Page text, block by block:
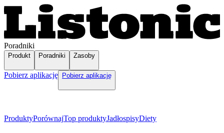
Poradniki
Produkt Poradniki Zasoby
Pobierz aplikację Pobierz aplikację
ProduktyPorównajTop produktyJadłospisyDiety